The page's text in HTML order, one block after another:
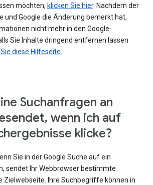
möchten, klicken Sie hier. Nachdem der
und Google die Änderung bemerkt hat,
nicht mehr in den Google-
Sie Inhalte dringend entfernen lassen
diese Hilfeseite
Suchanfragen an
wenn ich auf
klicke?
Sie in der Google Suche auf ein
sendet Ihr Webbrowser bestimmte
Zielwebseite. Ihre Suchbegriffe können in